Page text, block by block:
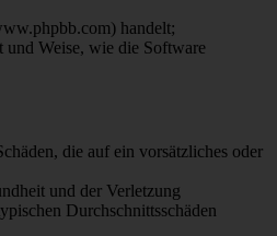
handelt;
und Weise, wie die Software
die auf ein vorsätzliches oder
und der Verletzung
Durchschnittsschäden